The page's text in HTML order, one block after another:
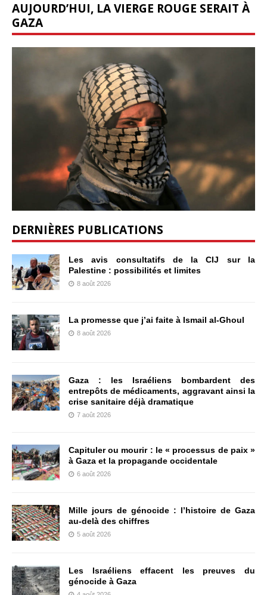
AUJOURD’HUI, LA VIERGE ROUGE SERAIT À
GAZA
DERNIÈRES PUBLICATIONS
Les avis consultatifs de la CIJ sur la
Palestine : possibilités et limites
8 août 2026
La promesse que j’ai faite à Ismail al-Ghoul
8 août 2026
Gaza : les Israéliens bombardent des
entrepôts de médicaments, aggravant ainsi la
crise sanitaire déjà dramatique
7 août 2026
Capituler ou mourir : le « processus de paix »
à Gaza et la propagande occidentale
6 août 2026
Mille jours de génocide : l’histoire de Gaza
au-delà des chiffres
5 août 2026
Les Israéliens effacent les preuves du
génocide à Gaza